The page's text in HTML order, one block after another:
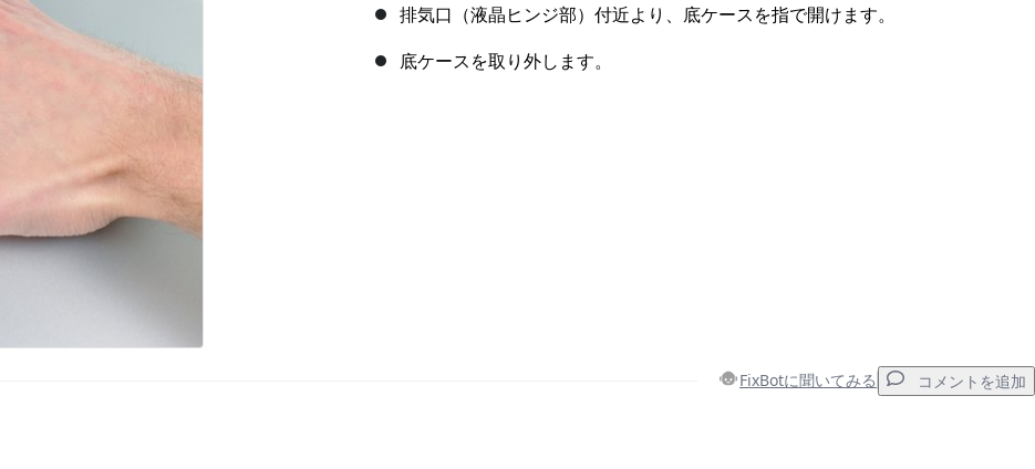
排気口（液晶ヒンジ部）付近より、底ケースを指で開けます。
底ケースを取り外します。
FixBotに聞いてみる コメントを追加